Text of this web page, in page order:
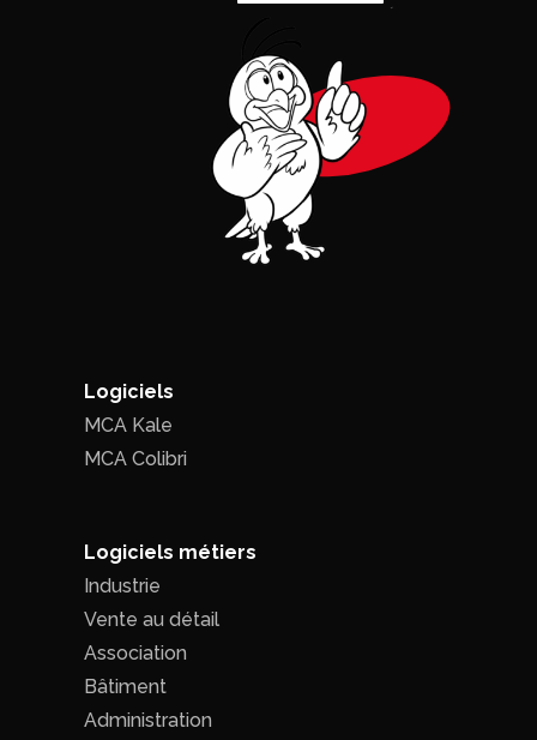
Logiciels
MCA Kale
MCA Colibri
Logiciels métiers
Industrie
Vente au détail
Association
Bâtiment
Administration